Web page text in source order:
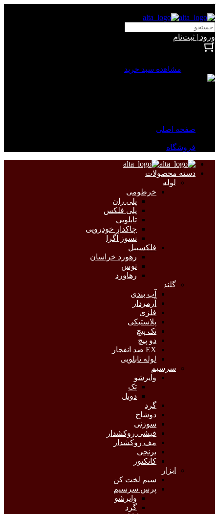
ورود | ثبت‌نام
مشاهده سبد خرید
صفحه اصلی
فروشگاه
دسته محصولات
لوله
خرطومی
پلی ران
پلی فلکس
تابلویی
چاکدار خودرویی
نسوز آگرا
فلکسیبل
رهورد خراسان
توس
رهاورد
گلند
آب بندی
آرمردار
فلزی
پلاستیکی
تک پیچ
دو پیچ
EX ضد انفجار
لوله تابلویی
سرسیم
وایرشو
تک
دوبل
گرد
دوشاخ
سوزنی
فیشی روکشدار
مف روکشدار
برنجی
کانکتور
ابزار
سیم لخت کن
پرس سرسیم
وایرشو
گرد